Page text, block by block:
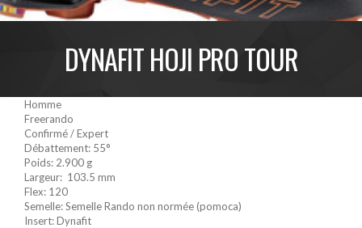
DYNAFIT HOJI PRO TOUR
Homme
Freerando
Confirmé / Expert
Débattement: 55°
Poids: 2.900 g
Largeur: 103.5 mm
Flex: 120
Semelle:Semelle Rando non normée (pomoca)
Insert: Dynafit